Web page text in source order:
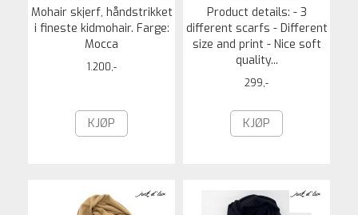
Mohair skjerf, håndstrikket
i fineste kidmohair. Farge:
Mocca
1.200,-
KJØP
Product details: - 3
different scarfs - Different
size and print - Nice soft
quality...
299,-
KJØP